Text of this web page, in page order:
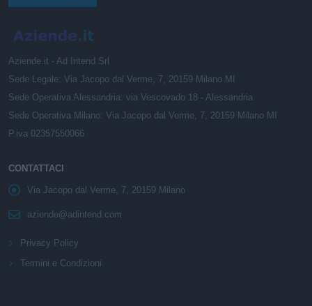
Aziende.it - Ad Intend Srl
Sede Legale: Via Jacopo dal Verme, 7, 20159 Milano MI
Sede Operativa Alessandria: via Vescovado 18 - Alessandria
Sede Operativa Milano: Via Jacopo dal Verme, 7, 20159 Milano MI
P.iva 02357550066
CONTATTACI
Via Jacopo dal Verme, 7, 20159 Milano
aziende@adintend.com
Privacy Policy
Termini e Condizioni